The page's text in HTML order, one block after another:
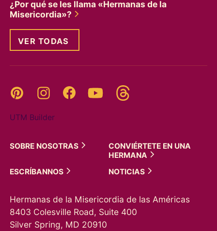
¿Por qué se les llama «Hermanas de la
Misericordia»?
VER TODAS
Pinterest InstagramFacebookYouTube
UTM Builder
SOBRE NOSOTRAS
CONVIÉRTETE EN UNA
HERMANA
ESCRÍBANNOS
NOTICIAS
Hermanas de la Misericordia de las Américas
8403 Colesville Road, Suite 400
Silver Spring, MD 20910